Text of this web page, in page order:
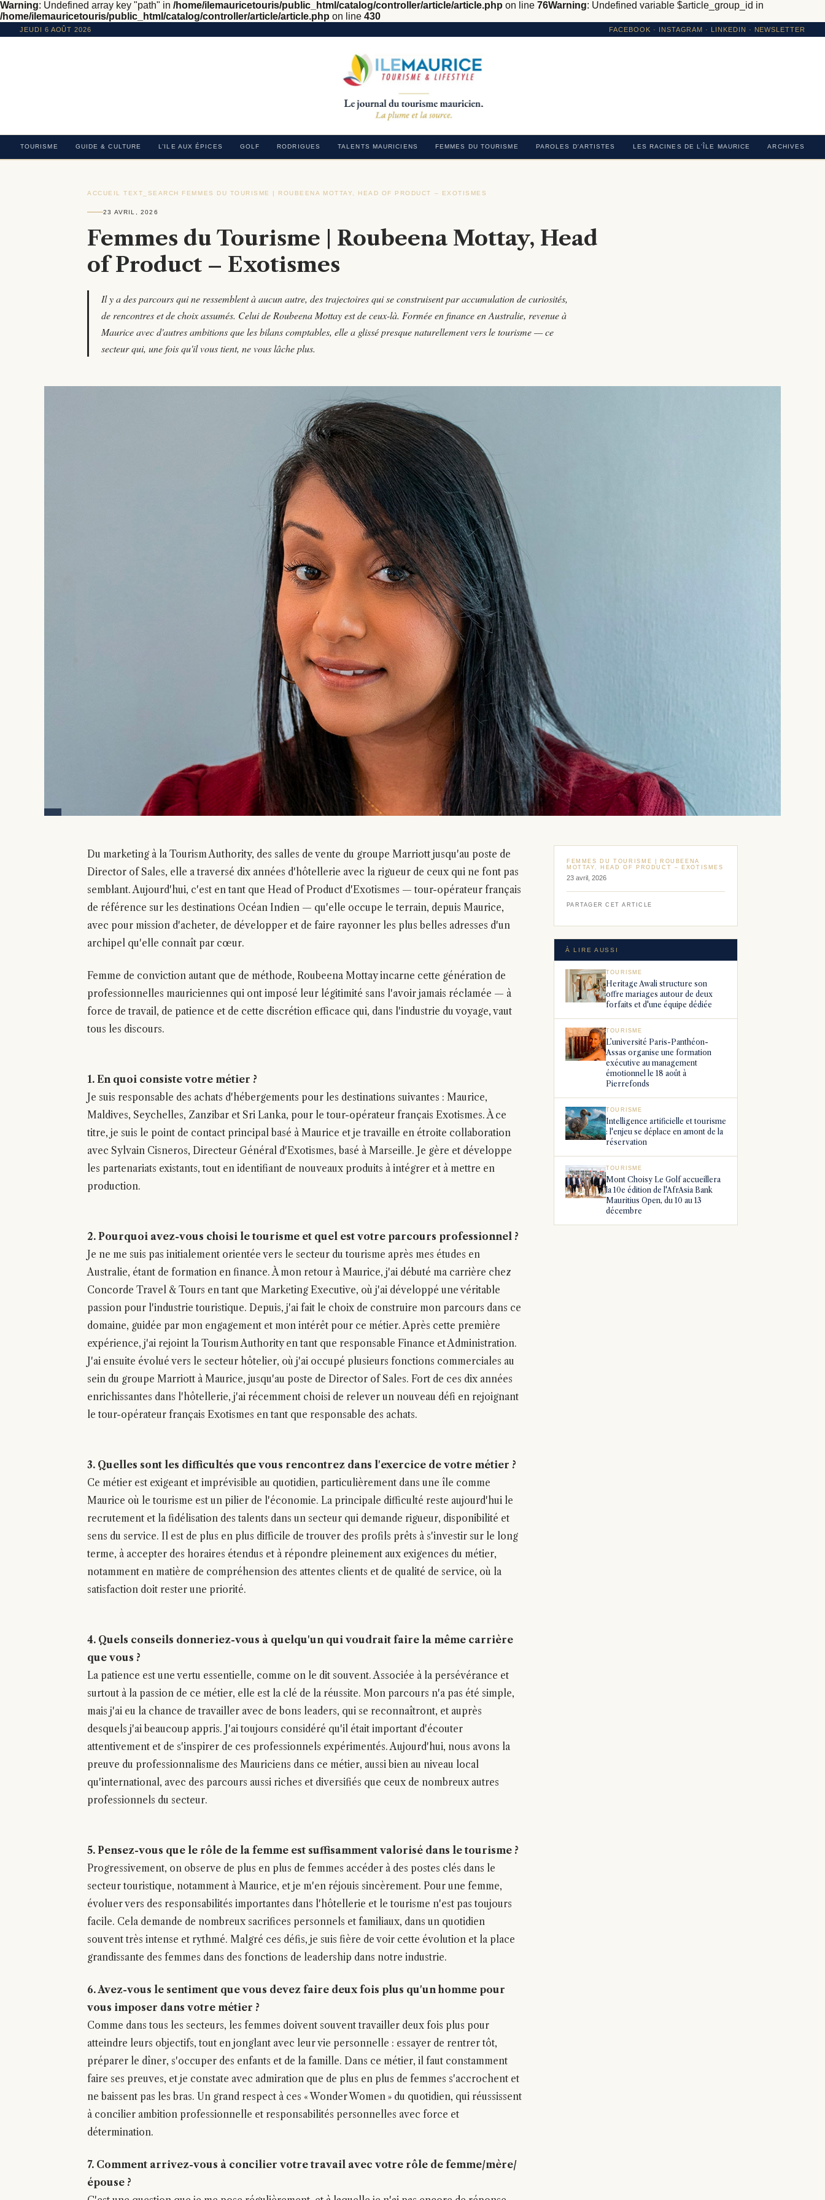
Warning: Undefined array key "path" in /home/ilemauricetouris/public_html/catalog/controller/article/article.php on line 76Warning: Undefined variable $article_group_id in
/home/ilemauricetouris/public_html/catalog/controller/article/article.php on line 430
JEUDI 6 AOÛT 2026 FACEBOOK · INSTAGRAM · LINKEDIN · NEWSLETTER
TOURISME GUIDE & CULTURE L’ILE AUX ÉPICES GOLF RODRIGUES TALENTS MAURICIENS FEMMES DU TOURISME PAROLES D'ARTISTES LES RACINES DE L'ÎLE MAURICE ARCHIVES
ACCUEIL ›TEXT_SEARCH FEMMES DU TOURISME | ROUBEENA MOTTAY, HEAD OF PRODUCT – EXOTISMES
23 AVRIL, 2026
Femmes du Tourisme | Roubeena Mottay, Head
of Product – Exotismes
Il y a des parcours qui ne ressemblent à aucun autre, des trajectoires qui se construisent par accumulation de curiosités,
de rencontres et de choix assumés. Celui de Roubeena Mottay est de ceux-là. Formée en finance en Australie, revenue à
Maurice avec d'autres ambitions que les bilans comptables, elle a glissé presque naturellement vers le tourisme — ce
secteur qui, une fois qu'il vous tient, ne vous lâche plus.
Du marketing à la Tourism Authority, des salles de vente du groupe Marriott jusqu'au poste de
Director of Sales, elle a traversé dix années d'hôtellerie avec la rigueur de ceux qui ne font pas
semblant. Aujourd'hui, c'est en tant que Head of Product d'Exotismes — tour-opérateur français
de référence sur les destinations Océan Indien — qu'elle occupe le terrain, depuis Maurice,
avec pour mission d'acheter, de développer et de faire rayonner les plus belles adresses d'un
archipel qu'elle connaît par cœur.
Femme de conviction autant que de méthode, Roubeena Mottay incarne cette génération de
professionnelles mauriciennes qui ont imposé leur légitimité sans l'avoir jamais réclamée — à
force de travail, de patience et de cette discrétion efficace qui, dans l'industrie du voyage, vaut
tous les discours.
1. En quoi consiste votre métier ?
Je suis responsable des achats d'hébergements pour les destinations suivantes : Maurice,
Maldives, Seychelles, Zanzibar et Sri Lanka, pour le tour-opérateur français Exotismes. À ce
titre, je suis le point de contact principal basé à Maurice et je travaille en étroite collaboration
avec Sylvain Cisneros, Directeur Général d'Exotismes, basé à Marseille. Je gère et développe
les partenariats existants, tout en identifiant de nouveaux produits à intégrer et à mettre en
production.
2. Pourquoi avez-vous choisi le tourisme et quel est votre parcours professionnel ?
Je ne me suis pas initialement orientée vers le secteur du tourisme après mes études en
Australie, étant de formation en finance. À mon retour à Maurice, j'ai débuté ma carrière chez
Concorde Travel & Tours en tant que Marketing Executive, où j'ai développé une véritable
passion pour l'industrie touristique. Depuis, j'ai fait le choix de construire mon parcours dans ce
domaine, guidée par mon engagement et mon intérêt pour ce métier. Après cette première
expérience, j'ai rejoint la Tourism Authority en tant que responsable Finance et Administration.
J'ai ensuite évolué vers le secteur hôtelier, où j'ai occupé plusieurs fonctions commerciales au
sein du groupe Marriott à Maurice, jusqu'au poste de Director of Sales. Fort de ces dix années
enrichissantes dans l'hôtellerie, j'ai récemment choisi de relever un nouveau défi en rejoignant
le tour-opérateur français Exotismes en tant que responsable des achats.
3. Quelles sont les difficultés que vous rencontrez dans l'exercice de votre métier ?
Ce métier est exigeant et imprévisible au quotidien, particulièrement dans une île comme
Maurice où le tourisme est un pilier de l'économie. La principale difficulté reste aujourd'hui le
recrutement et la fidélisation des talents dans un secteur qui demande rigueur, disponibilité et
sens du service. Il est de plus en plus difficile de trouver des profils prêts à s'investir sur le long
terme, à accepter des horaires étendus et à répondre pleinement aux exigences du métier,
notamment en matière de compréhension des attentes clients et de qualité de service, où la
satisfaction doit rester une priorité.
4. Quels conseils donneriez-vous à quelqu'un qui voudrait faire la même carrière
que vous ?
La patience est une vertu essentielle, comme on le dit souvent. Associée à la persévérance et
surtout à la passion de ce métier, elle est la clé de la réussite. Mon parcours n'a pas été simple,
mais j'ai eu la chance de travailler avec de bons leaders, qui se reconnaîtront, et auprès
desquels j'ai beaucoup appris. J'ai toujours considéré qu'il était important d'écouter
attentivement et de s'inspirer de ces professionnels expérimentés. Aujourd'hui, nous avons la
preuve du professionnalisme des Mauriciens dans ce métier, aussi bien au niveau local
qu'international, avec des parcours aussi riches et diversifiés que ceux de nombreux autres
professionnels du secteur.
5. Pensez-vous que le rôle de la femme est suffisamment valorisé dans le tourisme ?
Progressivement, on observe de plus en plus de femmes accéder à des postes clés dans le
secteur touristique, notamment à Maurice, et je m'en réjouis sincèrement. Pour une femme,
évoluer vers des responsabilités importantes dans l'hôtellerie et le tourisme n'est pas toujours
facile. Cela demande de nombreux sacrifices personnels et familiaux, dans un quotidien
souvent très intense et rythmé. Malgré ces défis, je suis fière de voir cette évolution et la place
grandissante des femmes dans des fonctions de leadership dans notre industrie.
6. Avez-vous le sentiment que vous devez faire deux fois plus qu'un homme pour
vous imposer dans votre métier ?
Comme dans tous les secteurs, les femmes doivent souvent travailler deux fois plus pour
atteindre leurs objectifs, tout en jonglant avec leur vie personnelle : essayer de rentrer tôt,
préparer le dîner, s'occuper des enfants et de la famille. Dans ce métier, il faut constamment
faire ses preuves, et je constate avec admiration que de plus en plus de femmes s'accrochent et
ne baissent pas les bras. Un grand respect à ces « Wonder Women » du quotidien, qui réussissent
à concilier ambition professionnelle et responsabilités personnelles avec force et
détermination.
7. Comment arrivez-vous à concilier votre travail avec votre rôle de femme/mère/
épouse ?
FEMMES DU TOURISME | ROUBEENA
MOTTAY, HEAD OF PRODUCT – EXOTISMES
23 avril, 2026
PARTAGER CET ARTICLE
À LIRE AUSSI
TOURISME
Heritage Awali structure son
offre mariages autour de deux
forfaits et d'une équipe dédiée
TOURISME
L’université Paris-Panthéon-
Assas organise une formation
exécutive au management
émotionnel le 18 août à
Pierrefonds
TOURISME
Intelligence artificielle et tourisme
: l'enjeu se déplace en amont de la
réservation
TOURISME
Mont Choisy Le Golf accueillera
la 10e édition de l'AfrAsia Bank
Mauritius Open, du 10 au 13
décembre